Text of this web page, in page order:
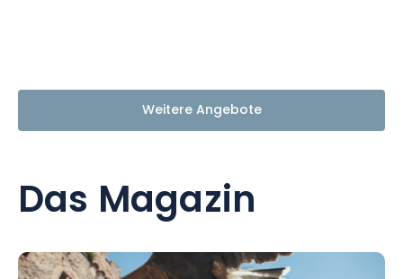
Weitere Angebote
Das Magazin